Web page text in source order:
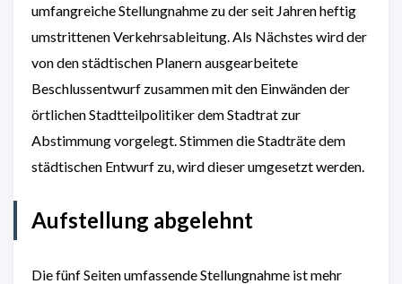
umfangreiche Stellungnahme zu der seit Jahren heftig
umstrittenen Verkehrsableitung. Als Nächstes wird der
von den städtischen Planern ausgearbeitete
Beschlussentwurf zusammen mit den Einwänden der
örtlichen Stadtteilpolitiker dem Stadtrat zur
Abstimmung vorgelegt. Stimmen die Stadträte dem
städtischen Entwurf zu, wird dieser umgesetzt werden.
Aufstellung abgelehnt
Die fünf Seiten umfassende Stellungnahme ist mehr